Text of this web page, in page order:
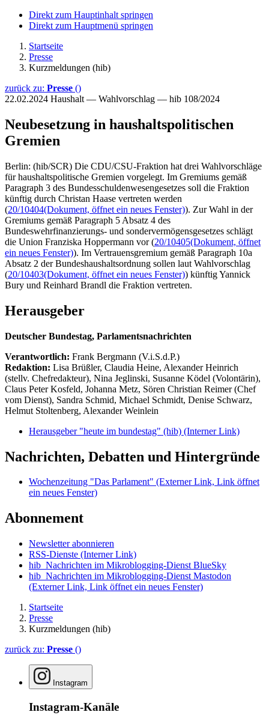
Direkt zum Hauptinhalt springen
Direkt zum Hauptmenü springen
Startseite
Presse
Kurzmeldungen (hib)
zurück zu: Presse ()
22.02.2024 Haushalt — Wahlvorschlag — hib 108/2024
Neubesetzung in haushaltspolitischen
Gremien
Berlin: (hib/SCR) Die CDU/CSU-Fraktion hat drei Wahlvorschläge
für haushaltspolitische Gremien vorgelegt. Im Gremiums gemäß
Paragraph 3 des Bundesschuldenwesengesetzes soll die Fraktion
künftig durch Christan Haase vertreten werden
(20/10404(Dokument, öffnet ein neues Fenster)). Zur Wahl in der
Gremiums gemäß Paragraph 5 Absatz 4 des
Bundeswehrfinanzierungs- und sondervermögensgesetzes schlägt
die Union Franziska Hoppermann vor (20/10405(Dokument, öffnet
ein neues Fenster)). Im Vertrauensgremium gemäß Paragraph 10a
Absatz 2 der Bundeshaushaltsordnung sollen laut Wahlvorschlag
(20/10403(Dokument, öffnet ein neues Fenster)) künftig Yannick
Bury und Reinhard Brandl die Fraktion vertreten.
Herausgeber
Deutscher Bundestag, Parlamentsnachrichten
Verantwortlich: Frank Bergmann (V.i.S.d.P.)
Redaktion: Lisa Brüßler, Claudia Heine, Alexander Heinrich
(stellv. Chefredakteur), Nina Jeglinski, Susanne Ködel (Volontärin),
Claus Peter Kosfeld, Johanna Metz, Sören Christian Reimer (Chef
vom Dienst), Sandra Schmid, Michael Schmidt, Denise Schwarz,
Helmut Stoltenberg, Alexander Weinlein
Herausgeber "heute im bundestag" (hib) (Interner Link)
Nachrichten, Debatten und Hintergründe
Wochenzeitung "Das Parlament" (Externer Link, Link öffnet
ein neues Fenster)
Abonnement
Newsletter abonnieren
RSS-Dienste (Interner Link)
hib_Nachrichten im Mikroblogging-Dienst BlueSky
hib_Nachrichten im Mikroblogging-Dienst Mastodon
(Externer Link, Link öffnet ein neues Fenster)
Startseite
Presse
Kurzmeldungen (hib)
zurück zu: Presse ()
Instagram
Instagram-Kanäle